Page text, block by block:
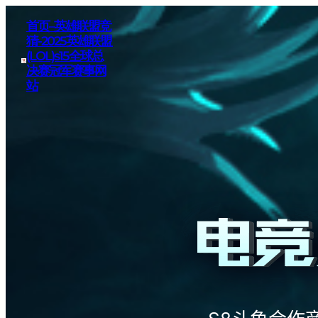
首页–英雄联盟竞
猜-2025英雄联盟
(LOL)s15全球总
决赛冠军赛事网
站